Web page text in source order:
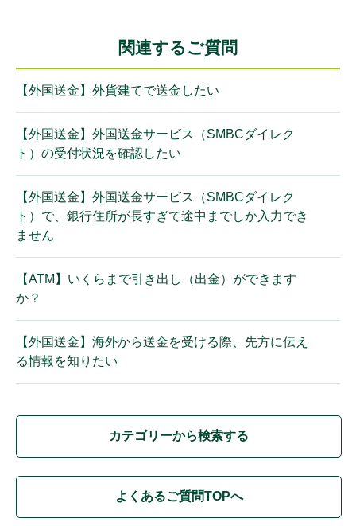
関連するご質問
【外国送金】外貨建てで送金したい
【外国送金】外国送金サービス（SMBCダイレク
ト）の受付状況を確認したい
【外国送金】外国送金サービス（SMBCダイレク
ト）で、銀行住所が長すぎて途中までしか入力でき
ません
【ATM】いくらまで引き出し（出金）ができます
か？
【外国送金】海外から送金を受ける際、先方に伝え
る情報を知りたい
カテゴリーから検索する
よくあるご質問TOPへ